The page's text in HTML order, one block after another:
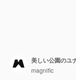
美しい公園のユ
magnific